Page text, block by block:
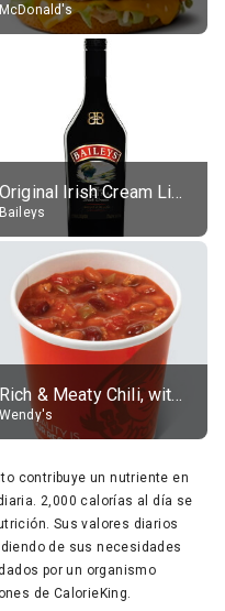
McDonald's
Original Irish Cream Liqueur (17% alc.)
Baileys
Rich & Meaty Chili, without toppings, large
Wendy's
contribuye un nutriente en
2,000 calorías al día se
Sus valores diarios
de sus necesidades
por un organismo
de CalorieKing.